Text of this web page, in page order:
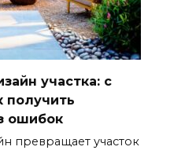
участка: с
получить
ошибок
превращает участок